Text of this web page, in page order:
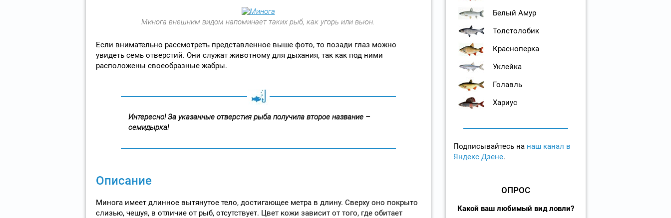
Минога внешним видом напоминает таких рыб, как угорь или вьюн.
Если внимательно рассмотреть представленное выше фото, то позади глаз можно
увидеть семь отверстий. Они служат животному для дыхания, так как под ними
расположены своеобразные жабры.
Интересно! За указанные отверстия рыба получила второе название –
семидырка!
Описание
Минога имеет длинное вытянутое тело, достигающее метра в длину. Сверху оно покрыто
слизью, чешуя, в отличие от рыб, отсутствует. Цвет кожи зависит от того, где обитает
Белый Амур
Толстолобик
Красноперка
Уклейка
Голавль
Хариус
Подписывайтесь на наш канал в
Яндекс Дзене.
ОПРОС
Какой ваш любимый вид ловли?